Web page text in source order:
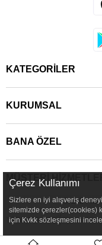
KATEGORİLER
KURUMSAL
BANA ÖZEL
MÜŞTERİ
© 2024
Çerez Kullanımı
Sizlere en iyi alışveriş
sitemizde çerezler(cookies)
için Kvkk sözleşmesini